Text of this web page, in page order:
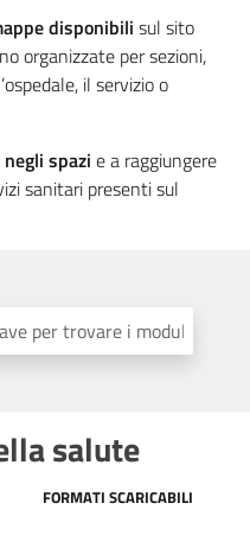
disponibili sul sito
organizzate per sezioni,
il servizio o
spazi e a raggiungere
sanitari presenti sul
Digita una parola chiave per trovare i moduli
salute
FORMATI SCARICABILI